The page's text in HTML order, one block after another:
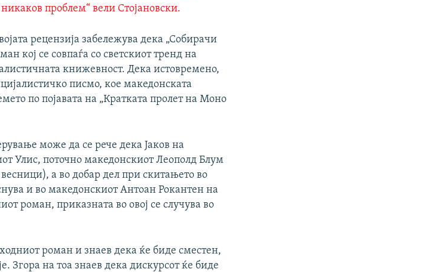
проблем“ вели Стојановски.
рецензија забележува дека „Собирачи
кој се совпаѓа со светскиот тренд на
книжевност. Дека истовремено,
писмо, кое македонската
по појавата на „Кратката пролет на Моно
може да се рече дека Јаков на
Улис, поточно македонскиот Леополд Блум
а во добар дел при скитањето во
и во македонскиот Антоан Рокантен на
роман, приказната во овој се случува во
роман и знаев дека ќе биде сместен,
Згора на тоа знаев дека дискурсот ќе биде